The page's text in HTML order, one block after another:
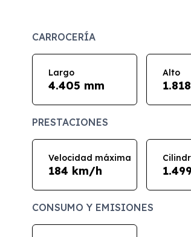
CARROCERÍA
Largo
4.405 mm
Alto
PRESTACIONES
Velocidad máxima
184 km/h
CONSUMO Y EMISIONES